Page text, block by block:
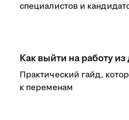
специалистов и
Как выйти на работу из
Практический гайд,
к переменам